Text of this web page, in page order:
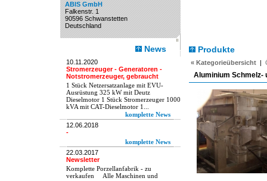
ABIS GmbH
Falkenstr. 1
90596 Schwanstetten
Deutschland
News
10.11.2020
Stromerzeuger - Generatoren -
Notstromerzeuger, gebraucht
1 Stück Netzersatzanlage mit EVU-
Ausrüstung 325 kW mit Deutz
Dieselmotor 1 Stück Stromerzeuger 1000
kVA mit CAT-Dieselmotor 1...
komplette News
12.06.2018
-
komplette News
22.03.2017
Newsletter
Komplette Porzellanfabrik - zu
verkaufen Alle Maschinen und
Produkte
« Kategorieübersicht |
Aluminium Schmelz-